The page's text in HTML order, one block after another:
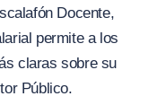
Docente,
permite a los
claras sobre su
Público.